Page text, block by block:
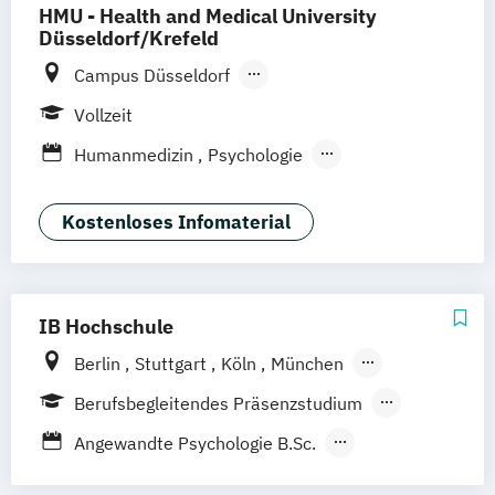
HMU - Health and Medical University
Düsseldorf/Krefeld
Campus Düsseldorf
Campus am Helios Krefeld
Vollzeit
Humanmedizin
Psychologie
Sportwissenschaften Athletiktrainer*in im
Fußball
Kostenloses Infomaterial
IB Hochschule
Berlin Stuttgart Köln
München
Hamburg
Berufsbegleitendes Präsenzstudium
Vollzeit
Angewandte Psychologie B.Sc.